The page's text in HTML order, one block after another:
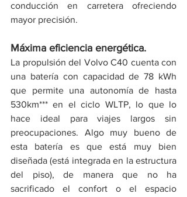
conducción en carretera ofreciendo
mayor precisión.
Máxima eficiencia energética.
La propulsión del Volvo C40 cuenta con
una batería con capacidad de 78 kWh
que permite una autonomía de hasta
530km*** en el ciclo WLTP, lo que lo
hace ideal para viajes largos sin
preocupaciones. Algo muy bueno de
esta batería es que está muy bien
diseñada (está integrada en la estructura
del piso), de manera que no ha
sacrificado el confort o el espacio